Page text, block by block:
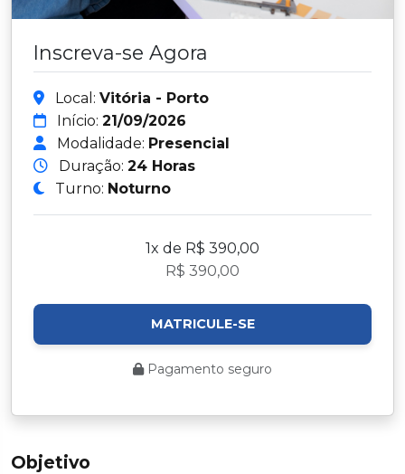
Objetivo
Inscreva-se Agora
Local: Vitória - Porto
Início: 21/09/2026
Modalidade: Presencial
Duração: 24 Horas
Turno: Noturno
1x de R$ 390,00
R$ 390,00
MATRICULE-SE
Pagamento seguro